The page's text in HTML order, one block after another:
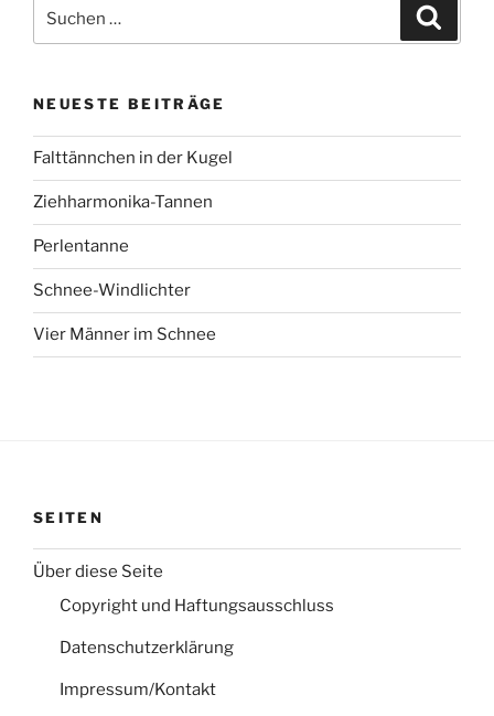
nach:
NEUESTE BEITRÄGE
Falttännchen in der Kugel
Ziehharmonika-Tannen
Perlentanne
Schnee-Windlichter
Vier Männer im Schnee
SEITEN
Über diese Seite
Copyright und Haftungsausschluss
Datenschutzerklärung
Impressum/Kontakt